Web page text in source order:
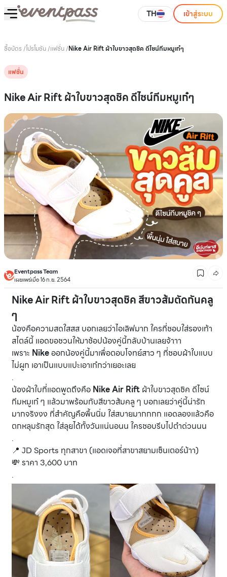
TH เข้าสู่ระบบ
ซื้อบัตร /โปรโมชัน/แฟชั่น/Nike Air Rift ผ้าใบขาวสุดชิค ดีไซน์กีมหมูเก๋ๆ
แฟชั่น
Nike Air Rift ผ้าใบขาวสุดชิค ดีไซน์กีมหมูเก๋ๆ
Eventpass Team
เผยแพร่เมื่อ 16 ก.ย. 2564
Nike Air Rift ผ้าใบขาวสุดชิค สีขาวส้มตัดกันคลู
ๆ
น้องคือความสดใสสส บอกเลยว่าไอเลิฟมาก ใครที่ชอบใส่รองเท้า
สไตล์นี้ แอดขอชวนให้มาช้อปน้องคู่นี้กลับบ้านเลยจ้าาา
เพราะ Nikeออกน้องคู่นี้มาเพื่อตอบโจทย์สาว ๆ ที่ชอบผ้าใบแบบ
ไม่ผูก เอาเป็นแบบแปะเอาเก๋กว่าเยอะเลย
.
น้องผ้าใบที่แอดพูดถึงคือ Nike Air Rift ผ้าใบขาวสุดชิค ดีไซน์
กีมหมูเก๋ ๆ แล้วมาพร้อมกับสีขาวส้มคลู ๆ บอกเลยว่าคู่นี้น่ารัก
มากจริงงง ที่สำคัญคือพื้นนิ่ม ใส่สบายมากกกก แอดลองแล้วคือ
ตกหลุมรักสุด ใส่ลุยได้ทั้งวันแน่นอนน ใครชอบรีบไปตำด่วนนน
.
📍 JD Sports ทุกสาขา (แอดเจอที่สาขาสยามเซ็นเตอร์น้าา)
💸 ราคา 3,600 บาท
.